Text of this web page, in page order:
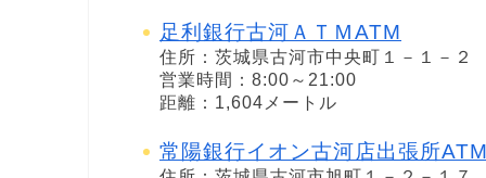
足利銀行古河ＡＴＭATM
住所：茨城県古河市中央町１－１－２
営業時間：8:00～21:00
距離：1,604メートル
常陽銀行イオン古河店出張所ATM